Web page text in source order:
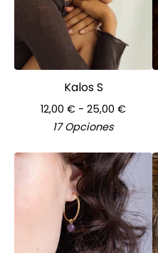
Kalos S
12,00 € - 25,00 €
17 Opciones